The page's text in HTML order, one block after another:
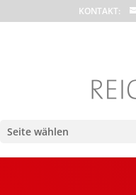
KONTAKT:
Seite wählen